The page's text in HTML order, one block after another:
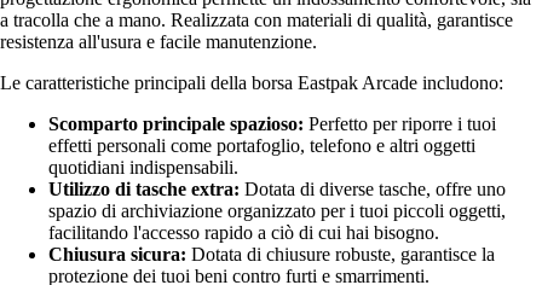
a tracolla che a mano. Realizzata con materiali di qualità, garantisce
resistenza all'usura e facile manutenzione.
Le caratteristiche principali della borsa Eastpak Arcade includono:
Scomparto principale spazioso: Perfetto per riporre i tuoi
effetti personali come portafoglio, telefono e altri oggetti
quotidiani indispensabili.
Utilizzo di tasche extra: Dotata di diverse tasche, offre uno
spazio di archiviazione organizzato per i tuoi piccoli oggetti,
facilitando l'accesso rapido a ciò di cui hai bisogno.
Chiusura sicura: Dotata di chiusure robuste, garantisce la
protezione dei tuoi beni contro furti e smarrimenti.